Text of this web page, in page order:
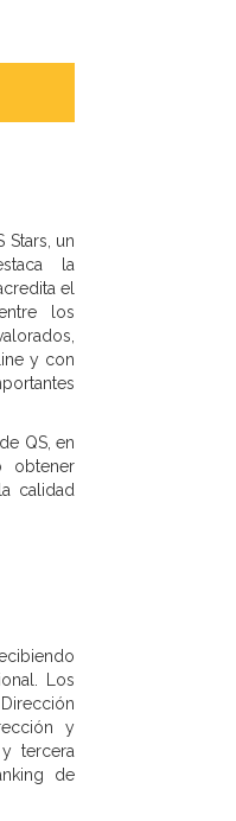
Stars, un
la
el
los
y con
QS, en
obtener
calidad
Los
y
tercera
de